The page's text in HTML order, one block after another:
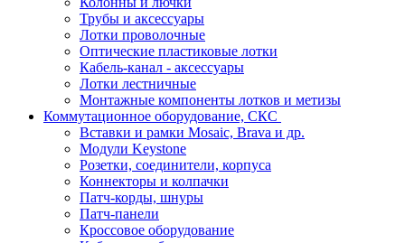
Трубы и аксессуары
Лотки проволочные
Оптические пластиковые лотки
Кабель-канал - аксессуары
Лотки лестничные
Монтажные компоненты лотков и метизы
Коммутационное оборудование, СКС
Вставки и рамки Mosaic, Brava и др.
Модули Keystone
Розетки, соединители, корпуса
Коннекторы и колпачки
Патч-корды, шнуры
Патч-панели
Кроссовое оборудование